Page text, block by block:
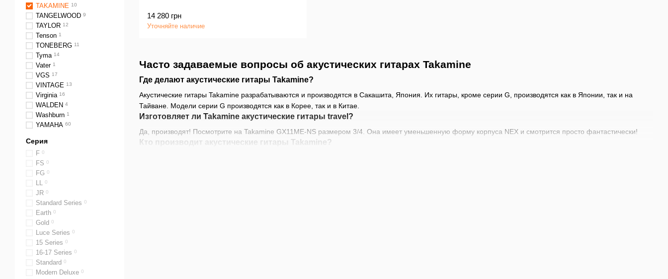
Часто задаваемые вопросы об акустических гитарах Takamine
Где делают акустические гитары Takamine?
Акустические гитары Takamine разрабатываются и производятся в Сакашита, Япония. Их гитары, кроме серии G, производятся как в Японии, так и на
Тайване. Модели серии G производятся как в Корее, так и в Китае.
Изготовляет ли Takamine акустические гитары travel?
Да, производят! Посмотрите на Takamine GX11ME-NS размером 3/4. Она имеет уменьшенную форму корпуса NEX и смотрится просто фантастически!
Кто производит акустические гитары Takamine?
14 280 грн
Уточняйте наличие
TAKAMINE 10
TANGELWOOD 9
TAYLOR 12
Tenson 1
TONEBERG 11
Tyma 14
Vater 1
VGS 17
VINTAGE 13
Virginia 16
WALDEN 4
Washburn 1
YAMAHA 60
Серия
F 0
FS 0
FG 0
LL 0
JR 0
Standard Series 0
Earth 0
Gold 0
Luce Series 0
15 Series 0
16-17 Series 0
Standard 0
Modern Deluxe 0